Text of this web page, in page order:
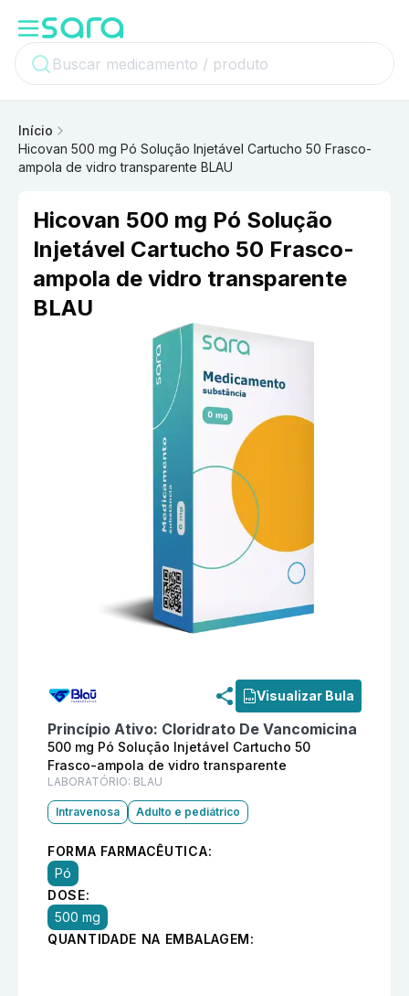
Início
Hicovan 500 mg Pó Solução Injetável Cartucho 50 Frasco-
ampola de vidro transparente BLAU
Hicovan 500 mg Pó Solução
Injetável Cartucho 50 Frasco-
ampola de vidro transparente
BLAU
Visualizar Bula
Princípio Ativo: Cloridrato De Vancomicina
500 mg Pó Solução Injetável Cartucho 50
Frasco-ampola de vidro transparente
LABORATÓRIO: BLAU
Intravenosa Adulto e pediátrico
FORMA FARMACÊUTICA:
Pó
DOSE:
500 mg
QUANTIDADE NA EMBALAGEM: